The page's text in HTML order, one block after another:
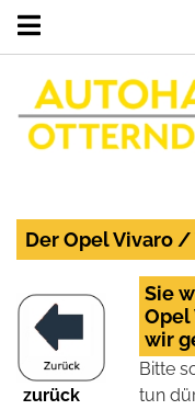
Der Opel Vivaro /
zurück
Sie
Opel
wir
Bitte
tun